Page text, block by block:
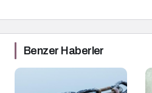
Benzer Haberler